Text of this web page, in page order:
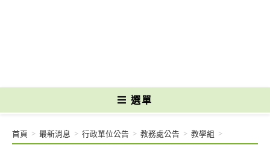
選單
首頁 > 最新消息 > 行政單位公告 > 教務處公告 > 教學組 >